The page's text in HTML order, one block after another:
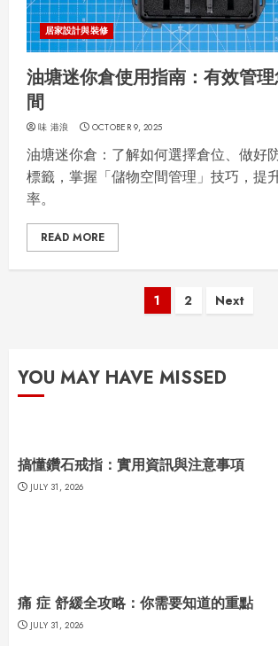
居家設計與裝修
油塘迷你倉使用指南：有效管
間
味 港浪 OCTOBER 9, 2025
油塘迷你倉：了解如何選擇倉位、做好
標籤，掌握「儲物空間管理」技巧，提
率。
READ MORE
Posts
1 2 Next
YOU MAY HAVE MISSED
搞懂鑽石戒指：實用資訊與注意事項
JULY 31, 2026
痛 症 舒緩全攻略：你需要知道的重點
JULY 31, 2026